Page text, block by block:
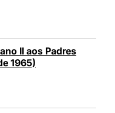
II aos Padres
1965)